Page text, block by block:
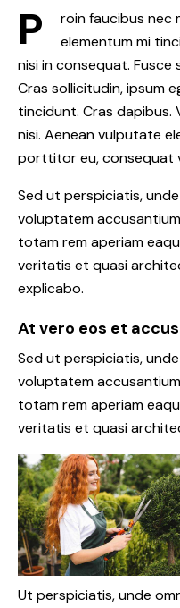
P
roin faucibus nec
elementum mi
nisi in consequat. Fusce
Cras sollicitudin, ipsum
tincidunt. Cras dapibus.
nisi. Aenean vulputate
porttitor eu, consequat
Sed ut perspiciatis,
voluptatem
totam rem aperiam
veritatis et quasi
explicabo.
At vero eos et
Sed ut perspiciatis,
voluptatem
totam rem aperiam
veritatis et quasi
Ut perspiciatis, unde